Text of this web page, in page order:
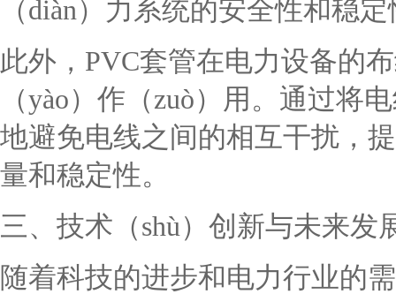
（diàn）力系统的安全性和稳
此外，PVC套管在电力设备的
（yào）作（zuò）用。通过将
地避免电线之间的相互干扰，
量和稳定性。
三、技术（shù）创新与未来发
随着科技的进步和电力行业的